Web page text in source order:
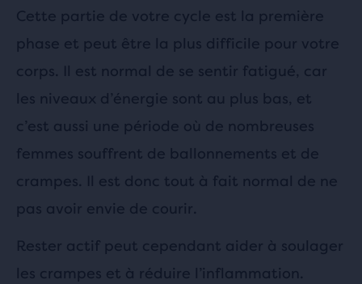
Cette partie de votre cycle est la première
phase et peut être la plus difficile pour votre
corps. Il est normal de se sentir fatigué, car
les niveaux d’énergie sont au plus bas, et
c’est aussi une période où de nombreuses
femmes souffrent de ballonnements et de
crampes. Il est donc tout à fait normal de ne
pas avoir envie de courir.
Rester actif peut cependant aider à soulager
les crampes et à réduire l’inflammation.